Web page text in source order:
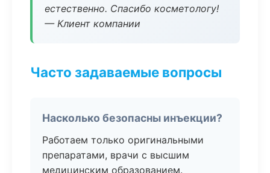
естественно. Спасибо косметологу!
— Клиент компании
Часто задаваемые вопросы
Насколько безопасны инъекции?
Работаем только оригинальными
препаратами, врачи с высшим
медицинским образованием.